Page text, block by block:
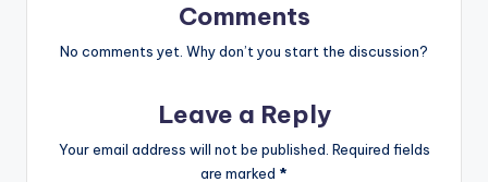
Comments
No comments yet. Why don’t you start the discussion?
Leave a Reply
Your email address will not be published. Required fields
are marked *